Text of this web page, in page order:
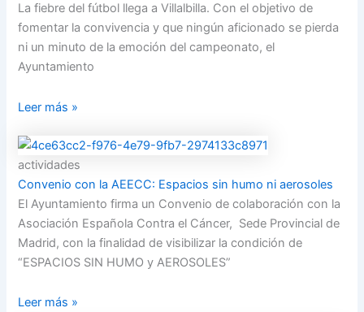
La fiebre del fútbol llega a Villalbilla. Con el objetivo de
fomentar la convivencia y que ningún aficionado se pierda
ni un minuto de la emoción del campeonato, el
Ayuntamiento
Leer más »
actividades
Convenio con la AEECC: Espacios sin humo ni aerosoles
El Ayuntamiento firma un Convenio de colaboración con la
Asociación Española Contra el Cáncer, Sede Provincial de
Madrid, con la finalidad de visibilizar la condición de
“ESPACIOS SIN HUMO y AEROSOLES”
Leer más »